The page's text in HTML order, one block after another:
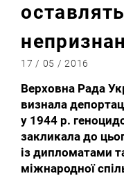
17 / 05 / 2016
Верховна Рада
визнала
у 1944 р.
закликала до
із дипломатами
міжнародної